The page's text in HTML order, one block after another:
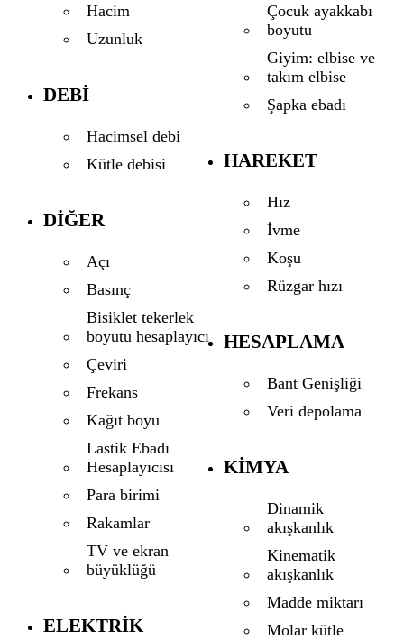
Hacim
Uzunluk
DEBI
Hacimsel debi
Kütle debisi
DIĞER
Açı
Basınç
Bisiklet tekerlek
boyutu hesaplayıcı
Çeviri
Frekans
Kağıt boyu
Lastik Ebadı
Hesaplayıcısı
Para birimi
Rakamlar
TV ve ekran
büyüklüğü
ELEKTRIK
Çocuk ayakkabı
boyutu
Giyim: elbise ve
takım elbise
Şapka ebadı
HAREKET
Hız
İvme
Koşu
Rüzgar hızı
HESAPLAMA
Bant Genişliği
Veri depolama
KIMYA
Dinamik
akışkanlık
Kinematik
akışkanlık
Madde miktarı
Molar kütle